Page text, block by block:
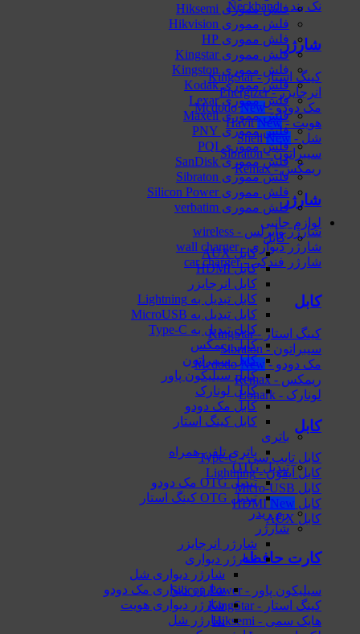
نک بند - Neckband
شارژر
کینگ استار - KingStar
انرجایزر - Energizer
مک دودو - Mcdodo
هویت - Havit
شل - Shell
سیبراتون - Sibraton
ریمکس - Remax
شارژر
شارژر وایرلس - wireless
شارژر دیواری - wall charger
شارژر فندکی - car charger
کابل
کینگ استار - KingStar
سیبراتون - Sibraton
مک دودو - Mcdodo
ریمکس - Remax
لونارک - Lonark
کابل
کابل تایپ سی - Type-C
کابل آیفون - Lightning
کابل Micro-USB
کابل HDMI
کابل AUX
کارت حافظه
سیلیکون پاور - Silicon Power
کینگ استار - KingStar
هایک‌ سمی - Hiksemi
فلش مموری Hiksemi
فلش مموری Hikvision
فلش مموری HP
فلش مموری Kingstar
فلش مموری Kingston
فلش مموری Kodak
فلش مموری Lexar
فلش مموری Maxell
فلش مموری PNY
فلش مموری PQI
فلش مموری SanDisk
فلش مموری Sibraton
فلش مموری Silicon Power
فلش مموری verbatim
لوازم جانبی
کابل
کابل AUX
کابل HDMI
کابل انرجایزر
کابل تبدیل به Lightning
کابل تبدیل به MicroUSB
کابل تبدیل به Type-C
کابل ریمکس
کابل سیبراتون
کابل سیلیکون پاور
کابل لونارک
کابل مک دودو
کابل کینگ استار
باتری
باتری تلفن همراه
تبدیل OTG
تبدیل OTG مک دودو
تبدیل OTG کینگ استار
رم ریدر
شارژر
شارژر انرجایزر
شارژر دیواری
شارژر دیواری شل
شارژر دیواری مک دودو
شارژر دیواری هویت
شارژر شل